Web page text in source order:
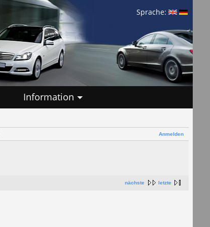
Sprache:
Information
Anmelden
nächste letzte